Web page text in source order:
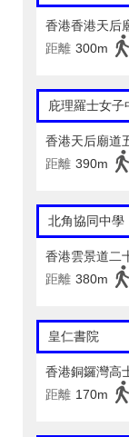
香港香港天后
距離 300m
庇理羅士女子
香港天后廟道
距離 390m
北角協同中學
香港雲景道二
距離 380m
皇仁書院
香港銅鑼灣高
距離 170m